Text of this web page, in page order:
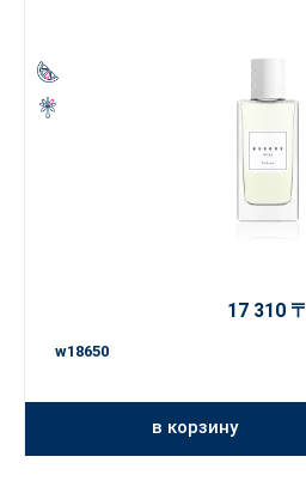
17 310 〒
w18650
в корзину